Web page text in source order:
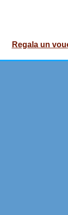
Regala un